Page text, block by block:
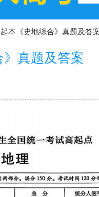
本《史地综合》真题及答
真题及答案